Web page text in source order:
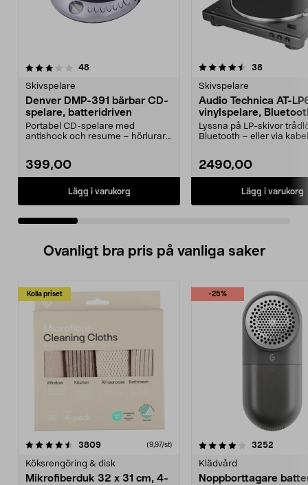
48recensioner
Skivspelare
Denver DMP-391 bärbar CD-
spelare, batteridriven
Portabel CD-spelare med
antishock och resume – hörlurar
399,00
Lägg i varukorg
4.5 av 5 stjärnor 38recensioner
Skivspelare
Audio Technica AT-
vinylspelare,
Lyssna på LP-skivor
Bluetooth – eller via
2490,00
Lägg i varukorg
4.0 av 5 stjärnor
Ovanligt bra pris på vanliga saker
Kolla priset
3809recensioner (9,97/st)
Köksrengöring & disk
Mikrofiberduk 32 x 31 cm, 4-
-25%
4.0av 5 stjärnor 3252
Klädvård
Noppborttagare
4.5av 5 stjärnor